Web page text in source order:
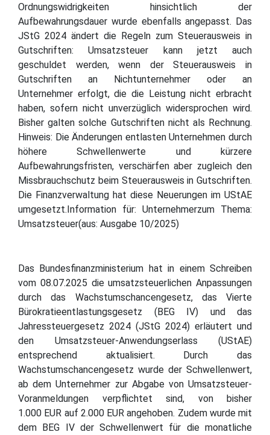
Ordnungswidrigkeiten hinsichtlich der
Aufbewahrungsdauer wurde ebenfalls angepasst. Das
JStG 2024 ändert die Regeln zum Steuerausweis in
Gutschriften: Umsatzsteuer kann jetzt auch
geschuldet werden, wenn der Steuerausweis in
Gutschriften an Nichtunternehmer oder an
Unternehmer erfolgt, die die Leistung nicht erbracht
haben, sofern nicht unverzüglich widersprochen wird.
Bisher galten solche Gutschriften nicht als Rechnung.
Hinweis: Die Änderungen entlasten Unternehmen durch
höhere Schwellenwerte und kürzere
Aufbewahrungsfristen, verschärfen aber zugleich den
Missbrauchschutz beim Steuerausweis in Gutschriften.
Die Finanzverwaltung hat diese Neuerungen im UStAE
umgesetzt.Information für: Unternehmerzum Thema:
Umsatzsteuer(aus: Ausgabe 10/2025)
Das Bundesfinanzministerium hat in einem Schreiben
vom 08.07.2025 die umsatzsteuerlichen Anpassungen
durch das Wachstumschancengesetz, das Vierte
Bürokratieentlastungsgesetz (BEG IV) und das
Jahressteuergesetz 2024 (JStG 2024) erläutert und
den Umsatzsteuer-Anwendungserlass (UStAE)
entsprechend aktualisiert. Durch das
Wachstumschancengesetz wurde der Schwellenwert,
ab dem Unternehmer zur Abgabe von Umsatzsteuer-
Voranmeldungen verpflichtet sind, von bisher
1.000 EUR auf 2.000 EUR angehoben. Zudem wurde mit
dem BEG IV der Schwellenwert für die monatliche